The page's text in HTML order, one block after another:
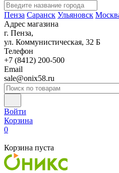
Пенза Саранск Ульяновск
Адрес магазина
г. Пенза,
ул. Коммунистическая, 32 Б
Телефон
+7 (8412) 200-500
Email
sale@onix58.ru
Войти
Корзина
0
Корзина пуста